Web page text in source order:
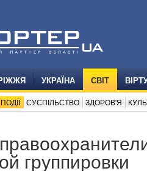
УКРАЇНА СВІТ
ПОДІЇ СУСПІЛЬСТВО ЗДОРОВ'Я
группировки